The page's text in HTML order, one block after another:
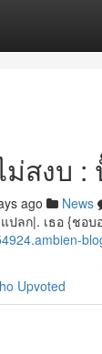
ม่สงบ :
ago News
ปลก|. เธอ {ชอบ
Upvoted